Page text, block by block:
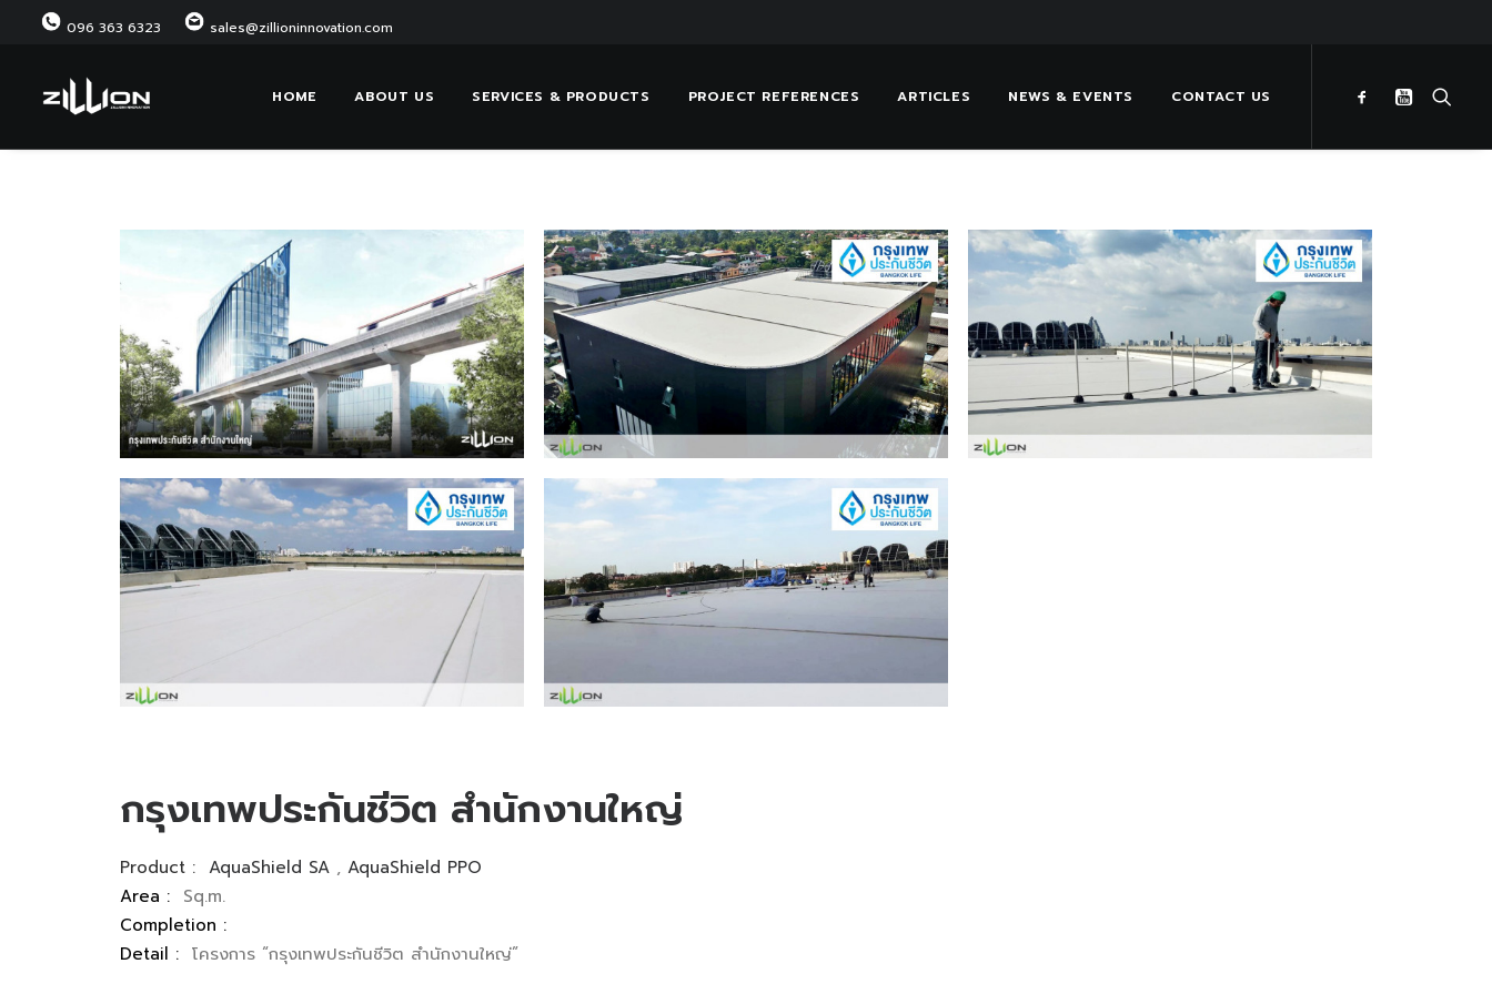
096 363 6323 sales@zillioninnovation.com
HOME ABOUT US SERVICES & PRODUCTS PROJECT REFERENCES ARTICLES NEWS & EVENTS CONTACT US
กรุงเทพประกันชีวิต สำนักงานใหญ่
Product : AquaShield SA , AquaShield PPO
Area : Sq.m.
Completion :
Detail : โครงการ “กรุงเทพประกันชีวิต สำนักงานใหญ่”